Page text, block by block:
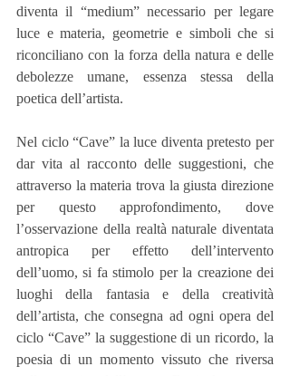
diventa il “medium” necessario per legare
luce e materia, geometrie e simboli che si
riconciliano con la forza della natura e delle
debolezze umane, essenza stessa della
poetica dell’artista.
Nel ciclo “Cave” la luce diventa pretesto per
dar vita al racconto delle suggestioni, che
attraverso la materia trova la giusta direzione
per questo approfondimento, dove
l’osservazione della realtà naturale diventata
antropica per effetto dell’intervento
dell’uomo, si fa stimolo per la creazione dei
luoghi della fantasia e della creatività
dell’artista, che consegna ad ogni opera del
ciclo “Cave” la suggestione di un ricordo, la
poesia di un momento vissuto che riversa